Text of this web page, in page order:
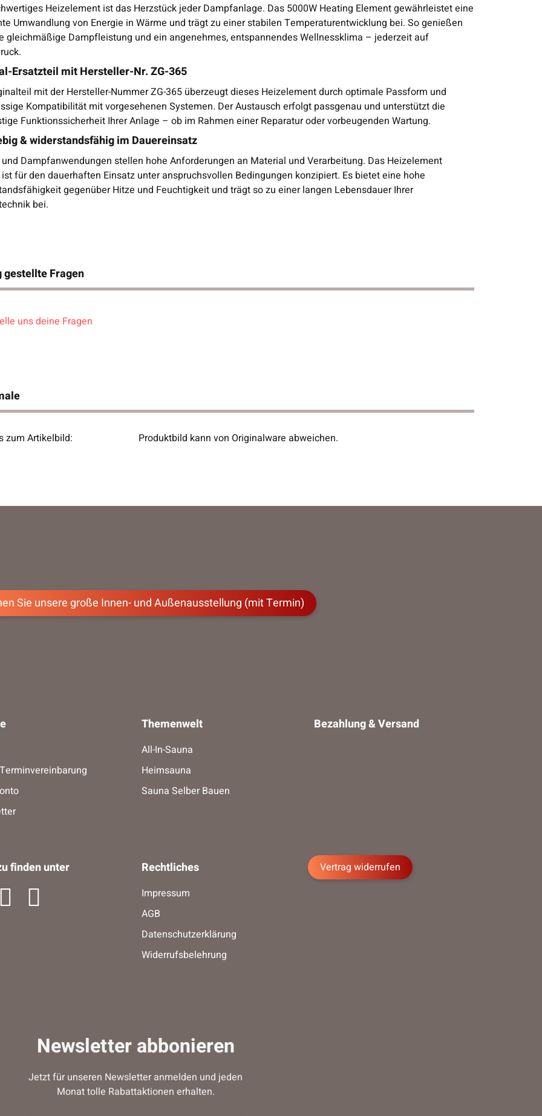
Heizelement ist das Herzstück jeder Dampfanlage. Das 5000W Heating Element gewährleistet eine
Umwandlung von Energie in Wärme und trägt zu einer stabilen Temperaturentwicklung bei. So genießen
gleichmäßige Dampfleistung und ein angenehmes, entspannendes Wellnessklima – jederzeit auf
Ersatzteil mit Hersteller-Nr. ZG-365
mit der Hersteller-Nummer ZG-365 überzeugt dieses Heizelement durch optimale Passform und
Kompatibilität mit vorgesehenen Systemen. Der Austausch erfolgt passgenau und unterstützt die
Funktionssicherheit Ihrer Anlage – ob im Rahmen einer Reparatur oder vorbeugenden Wartung.
& widerstandsfähig im Dauereinsatz
und Dampfanwendungen stellen hohe Anforderungen an Material und Verarbeitung. Das Heizelement
ist für den dauerhaften Einsatz unter anspruchsvollen Bedingungen konzipiert. Es bietet eine hohe
gegenüber Hitze und Feuchtigkeit und trägt so zu einer langen Lebensdauer Ihrer
bei.
gestellte Fragen
uns deine Fragen
zum Artikelbild: Produktbild kann von Originalware abweichen.
Sie unsere große Innen- und Außenausstellung (mit Termin)
Themenwelt
All-In-Sauna
Heimsauna
Sauna Selber Bauen
Bezahlung & Versand
finden unter Rechtliches
Impressum
AGB
Datenschutzerklärung
Widerrufsbelehrung
Vertrag widerrufen
Newsletter abbonieren
Jetzt für unseren Newsletter anmelden und jeden
Monat tolle Rabattaktionen erhalten.